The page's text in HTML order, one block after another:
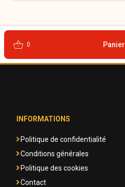
shopping_basket 0 Panier
INFORMATIONS
Politique de confidentialité
Conditions générales
Politique des cookies
Contact